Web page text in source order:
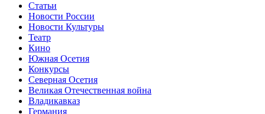
Статьи
Новости России
Новости Культуры
Театр
Кино
Южная Осетия
Конкурсы
Северная Осетия
Великая Отечественная война
Владикавказ
Германия